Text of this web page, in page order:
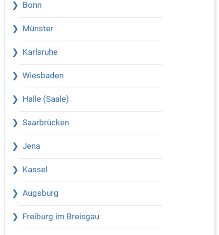
Bonn
Münster
Karlsruhe
Wiesbaden
Halle (Saale)
Saarbrücken
Jena
Kassel
Augsburg
Freiburg im Breisgau